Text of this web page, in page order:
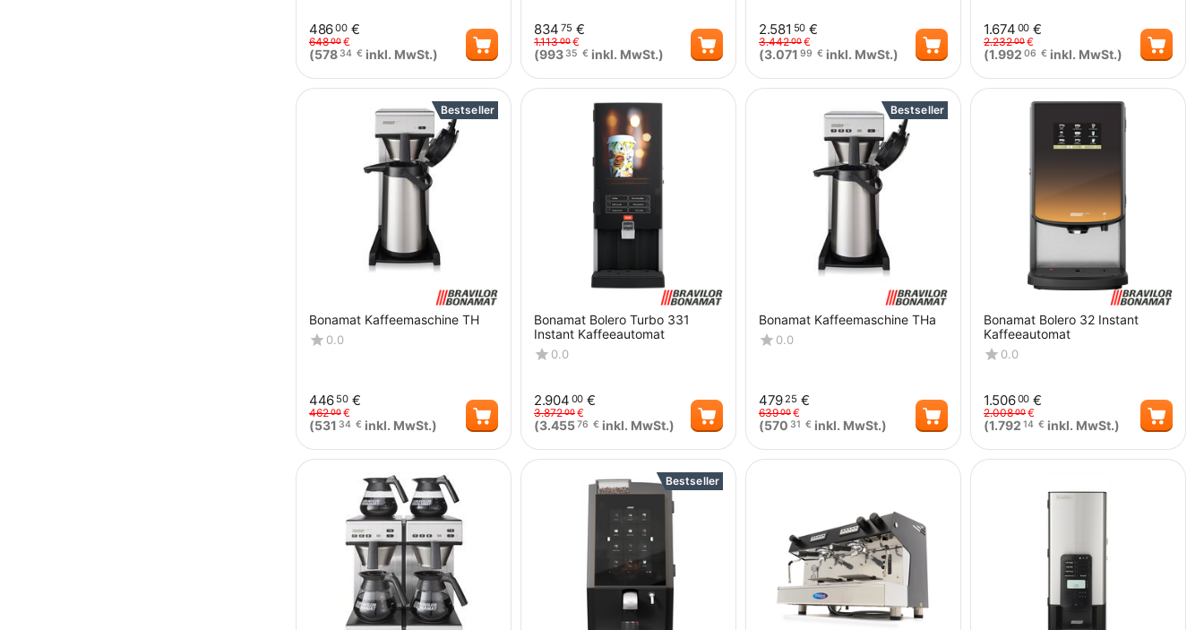
48600 €
64800€
(57834 € inkl. MwSt.)
834 75 €
1.11300€
(99335 € inkl. MwSt.)
2.581 50 €
3.44200€
(3.071 99 € inkl. MwSt.)
1.674 00 €
2.23200€
(1.992 06 € inkl. MwSt.)
Bestseller
Bonamat Kaffeemaschine TH
0.0
446 50 €
46200€
(531 34 € inkl. MwSt.)
Bonamat Bolero Turbo 331
Instant Kaffeeautomat
0.0
2.904 00 €
3.87200€
(3.45576 € inkl. MwSt.)
Bestseller
Bonamat Kaffeemaschine THa
0.0
47925 €
63900€
(570 31 € inkl. MwSt.)
Bonamat Bolero 32 Instant
Kaffeeautomat
0.0
1.50600 €
2.00800€
(1.792 14 € inkl. MwSt.)
Bestseller